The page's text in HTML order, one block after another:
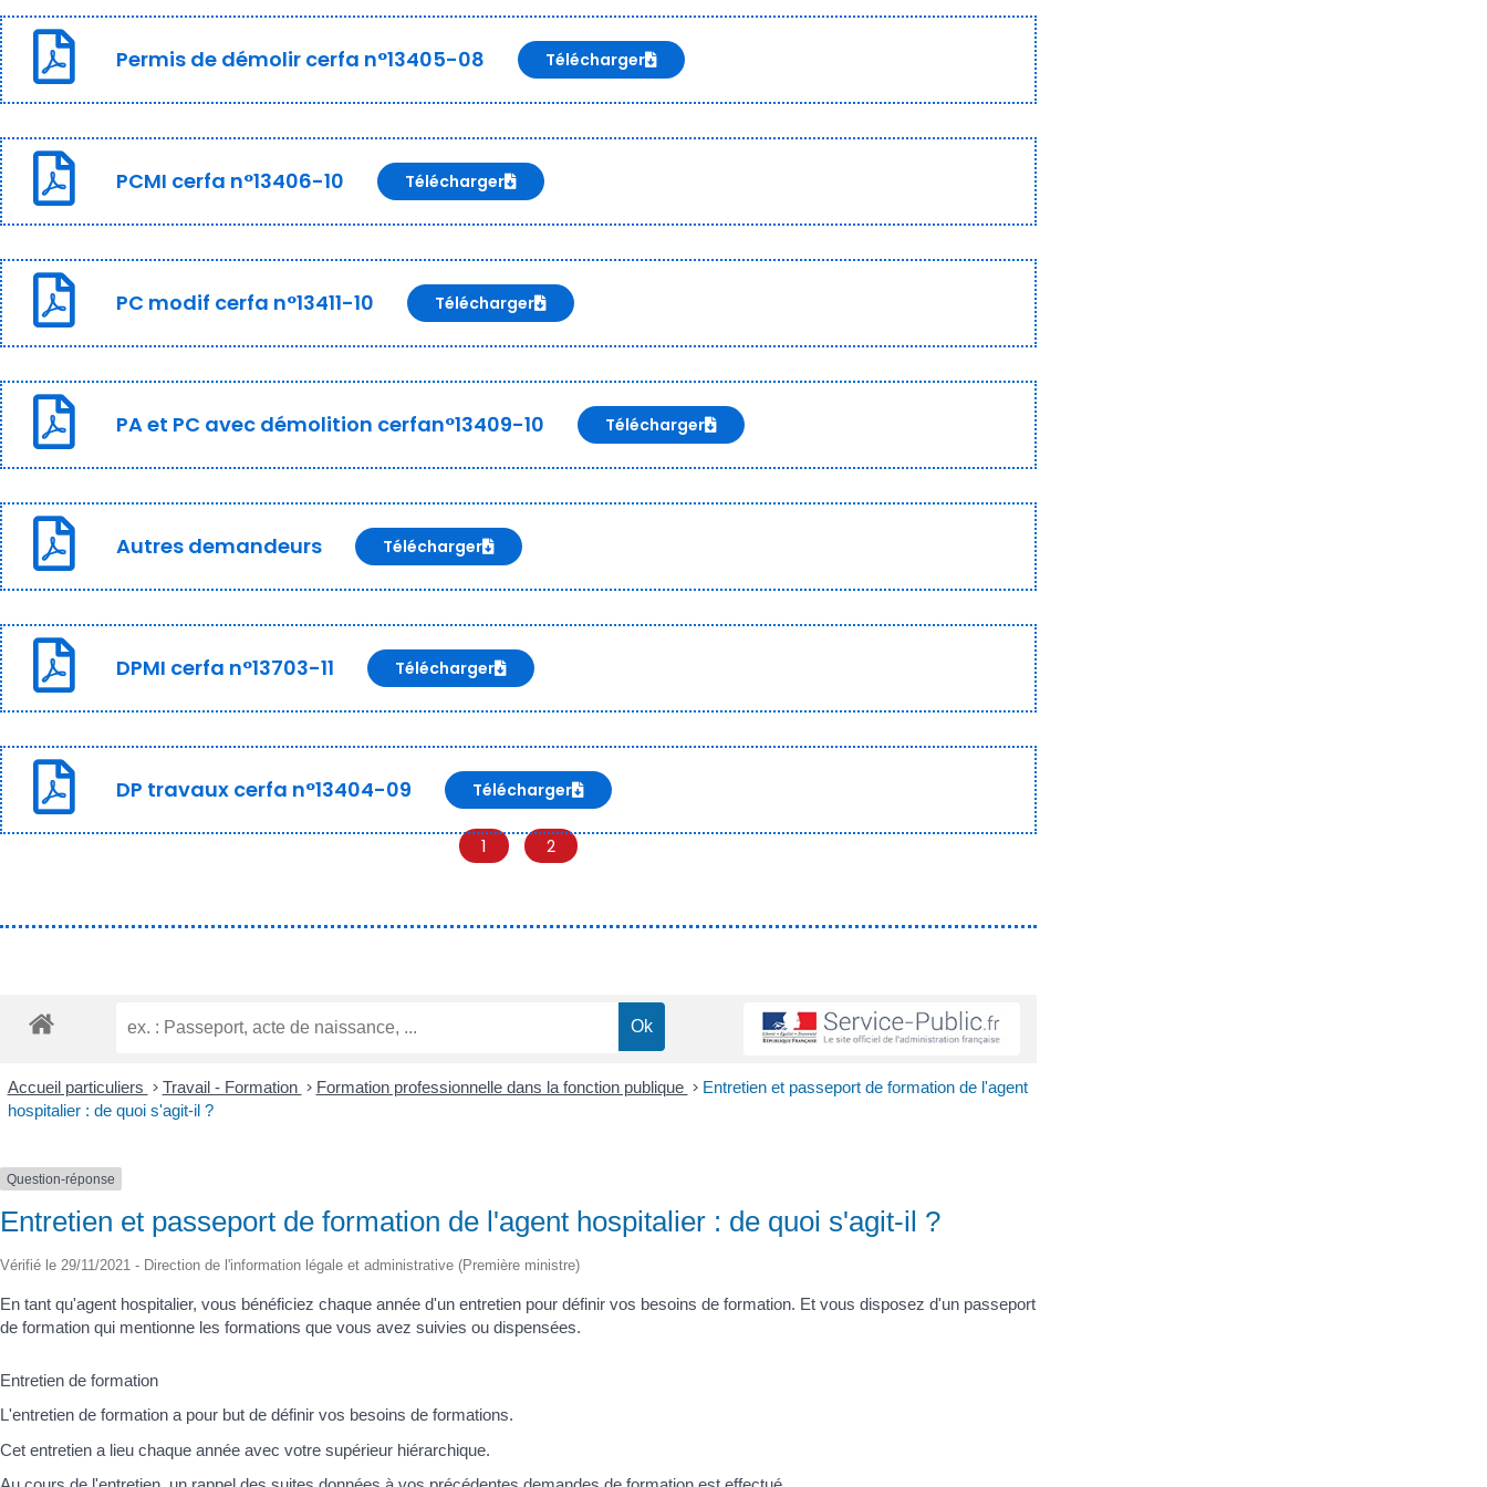
Permis de démolir cerfa n°13405-08 Télécharger
PCMI cerfa n°13406-10 Télécharger
PC modif cerfa n°13411-10 Télécharger
PA et PC avec démolition cerfan°13409-10 Télécharger
Autres demandeurs Télécharger
DPMI cerfa n°13703-11 Télécharger
DP travaux cerfa n°13404-09 Télécharger
1 2
Accueil particuliers > Travail - Formation > Formation professionnelle dans la fonction publique > Entretien et passeport de formation de l'agent
hospitalier : de quoi s'agit-il ?
Question-réponse
Entretien et passeport de formation de l'agent hospitalier : de quoi s'agit-il ?
Vérifié le 29/11/2021 - Direction de l'information légale et administrative (Première ministre)
En tant qu'agent hospitalier, vous bénéficiez chaque année d'un entretien pour définir vos besoins de formation. Et vous disposez d'un passeport
de formation qui mentionne les formations que vous avez suivies ou dispensées.
Entretien de formation
L'entretien de formation a pour but de définir vos besoins de formations.
Cet entretien a lieu chaque année avec votre supérieur hiérarchique.